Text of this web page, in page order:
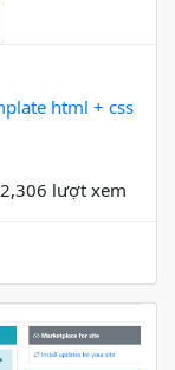
html + css
2,306 lượt xem